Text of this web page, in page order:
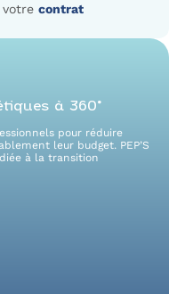
contrat
à 360°
pour réduire
leur budget. PEP’S
à la transition